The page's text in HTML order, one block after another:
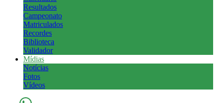
Resultados
Campeonato
Matriculados
Recordes
Biblioteca
Validador
Mídias
Notícias
Fotos
Vídeos